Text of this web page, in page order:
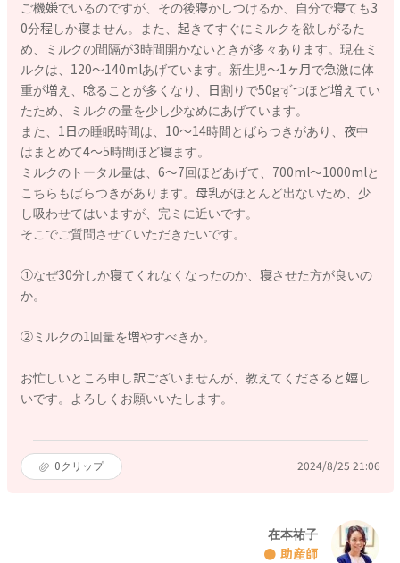
ご機嫌でいるのですが、その後寝かしつけるか、自分で寝ても3
0分程しか寝ません。また、起きてすぐにミルクを欲しがるた
め、ミルクの間隔が3時間開かないときが多々あります。現在ミ
ルクは、120〜140mlあげています。新生児〜1ヶ月で急激に体
重が増え、唸ることが多くなり、日割りで50gずつほど増えてい
たため、ミルクの量を少し少なめにあげています。
また、1日の睡眠時間は、10〜14時間とばらつきがあり、夜中
はまとめて4〜5時間ほど寝ます。
ミルクのトータル量は、6〜7回ほどあげて、700ml〜1000mlと
こちらもばらつきがあります。母乳がほとんど出ないため、少
し吸わせてはいますが、完ミに近いです。
そこでご質問させていただきたいです。
①なぜ30分しか寝てくれなくなったのか、寝させた方が良いの
か。
②ミルクの1回量を増やすべきか。
お忙しいところ申し訳ございませんが、教えてくださると嬉し
いです。よろしくお願いいたします。
0クリップ 2024/8/25 21:06
在本祐子
助産師